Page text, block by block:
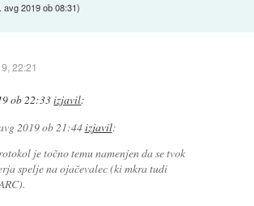
avg 2019 ob 08:31)
22:21
ob 22:33izjavil:
2019 ob 21:44izjavil:
je točno temu namenjen da se tvok
spelje na ojačevalec (ki mkra tudi